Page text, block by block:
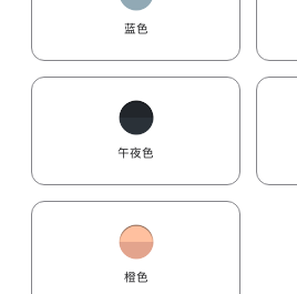
蓝色
午夜色
橙色